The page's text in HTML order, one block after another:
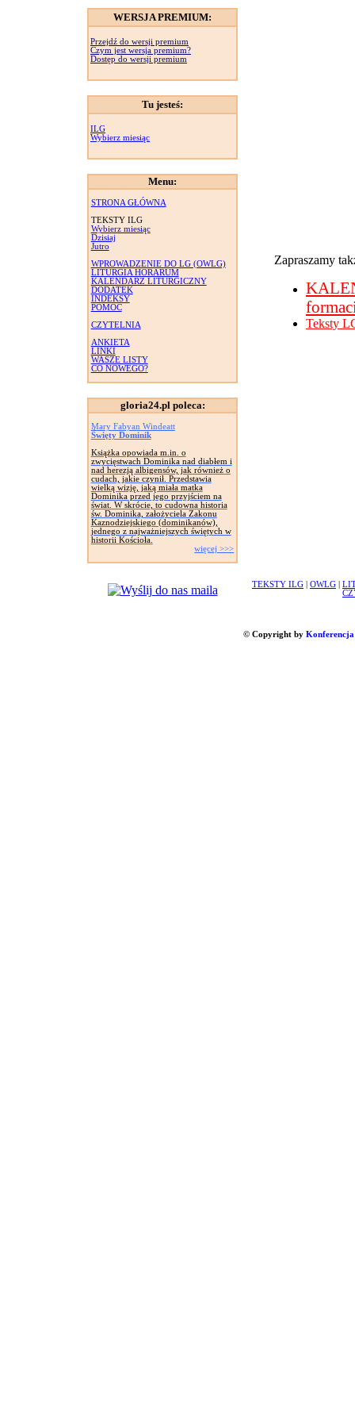
WERSJA PREMIUM:
Przejdź do wersji premium
Czym jest wersja premium?
Dostęp do wersji premium
Tu jesteś:
ILG
Wybierz miesiąc
Menu:
STRONA GŁÓWNA
TEKSTY ILG
Wybierz miesiąc
Dzisiaj
Jutro
WPROWADZENIE DO LG (OWLG)
LITURGIA HORARUM
KALENDARZ LITURGICZNY
DODATEK
INDEKSY
POMOC
CZYTELNIA
ANKIETA
LINKI
WASZE LISTY
CO NOWEGO?
gloria24.pl poleca:
Mary Fabyan Windeatt
Święty Dominik
Książka opowiada m.in. o
zwycięstwach Dominika nad diabłem i
nad herezją albigensów, jak również o
cudach, jakie czynił. Przedstawia
wielką wizję, jaką miała matka
Dominika przed jego przyjściem na
świat. W skrócie, to cudowna historia
św. Dominika, założyciela Zakonu
Kaznodziejskiego (dominikanów),
jednego z najważniejszych świętych w
historii Kościoła.
więcej >>>
Zapraszamy
Teksty
TEKSTY ILG OWLG
© Copyright by Konferencja